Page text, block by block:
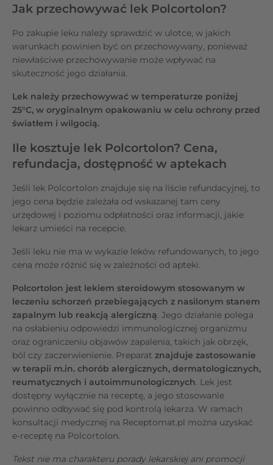
Jak przechowywać lek Polcortolon?
Po zakupie leku należy sprawdzić w ulotce, w jakich
warunkach powinien być on przechowywany, ponieważ
niewłaściwe przechowywanie może wpływać na
skuteczność jego działania.
Lek należy przechowywać w temperaturze poniżej
25°C, w oryginalnym opakowaniu w celu ochrony przed
światłem i wilgocią.
Ile kosztuje lek Polcortolon? Cena,
refundacja, dostępność w aptekach
Jeśli lek Polcortolon znajduje się na liście refundacyjnej, to
jego cena będzie zależała od wskazanej tam ceny
urzędowej i poziomu odpłatności oraz informacji, jakie
lekarz umieści na recepcie.
Jeśli leku nie ma w wykazie leków refundowanych, to jego
cena może różnić się w zależności od apteki.
Polcortolon jest lekiem steroidowym stosowanym w
leczeniu schorzeń przebiegających z nasilonym stanem
zapalnym lub reakcją alergiczną. Jego działanie polega
na osłabieniu odpowiedzi immunologicznej organizmu
oraz ograniczeniu objawów zapalenia, takich jak obrzęk,
ból czy zaczerwienienie. Preparat znajduje zastosowanie
w terapii m.in. chorób alergicznych, dermatologicznych,
reumatycznych i autoimmunologicznych. Lek jest
dostępny wyłącznie na receptę, a jego stosowanie
powinno odbywać się pod kontrolą lekarza. W ramach
konsultacji medycznej na Receptomat.pl można uzyskać
e-receptę na Polcortolon.
Tekst nie ma charakteru porady lekarskiej ani promocji